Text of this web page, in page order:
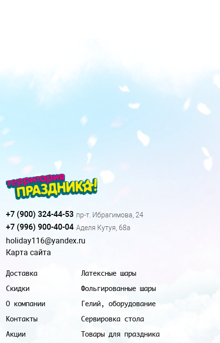
Доставка
Скидки
О компании
Контакты
Акции
Латексные шары
Фольгированные шары
Гелий, оборудование
Сервировка стола
Товары для праздника
+7 (900) 324-44-53 пр-т. Ибрагимова, 24
+7 (996) 900-40-04 Аделя Кутуя, 68а
holiday116@yandex.ru
Карта сайта